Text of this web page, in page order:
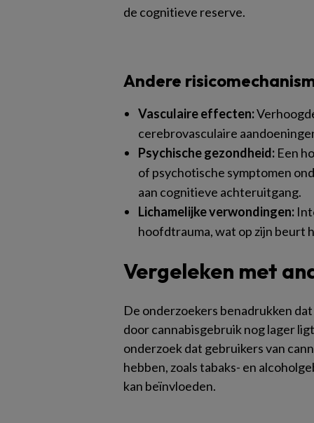
de cognitieve reserve.
Andere
Vasculaire effecten:
cerebrovasculaire
Psychische gezondheid: Een
of psychotische symptomen
aan cognitieve achteruitgang.
Lichamelijke verwondingen:
hoofdtrauma, wat op zijn beurt
Vergeleken met
De onderzoekers benadrukken
door cannabisgebruik nog lager
onderzoek dat gebruikers van
hebben, zoals tabaks- en
kan beïnvloeden.